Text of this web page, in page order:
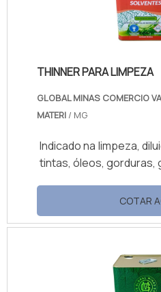
THINNER PARA LIMPEZA
GLOBAL MINAS COMERCIO
MATERI / MG
Indicado na limpeza,
tintas, óleos, gorduras,
COTAR